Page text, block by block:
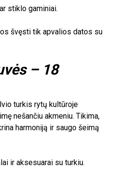
stiklo gaminiai.
švęsti tik apvalios datos su
– 18
turkis rytų kultūroje
nešančiu akmeniu. Tikima,
harmoniją ir saugo šeimą
ir aksesuarai su turkiu.